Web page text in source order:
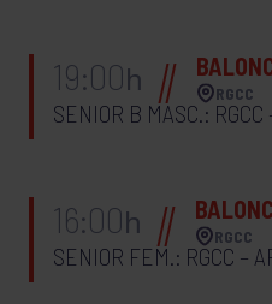
19:00h RGCC
SENIOR B MASC.:
16:00h RGCC
SENIOR FEM.: RGCC –